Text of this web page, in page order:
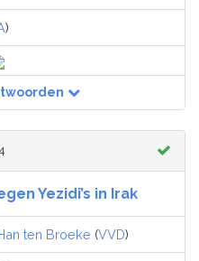
)
Yezidi’s in Irak
ten Broeke (VVD)